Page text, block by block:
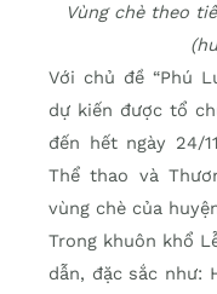
Vùng chè theo
Với chủ đề “Phú
dự kiến được tổ
đến hết ngày 24/
Thể thao và
vùng chè của
Trong khuôn khổ
dẫn, đặc sắc như: